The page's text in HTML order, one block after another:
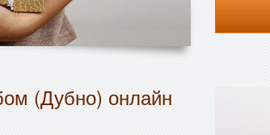
(Дубно) онлайн